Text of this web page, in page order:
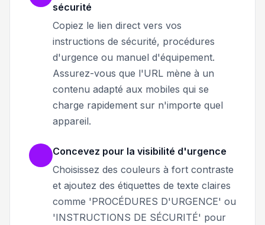
sécurité
Copiez le lien direct vers vos
instructions de sécurité, procédures
d'urgence ou manuel d'équipement.
Assurez-vous que l'URL mène à un
contenu adapté aux mobiles qui se
charge rapidement sur n'importe quel
appareil.
Concevez pour la visibilité d'urgence
Choisissez des couleurs à fort contraste
et ajoutez des étiquettes de texte claires
comme 'PROCÉDURES D'URGENCE' ou
'INSTRUCTIONS DE SÉCURITÉ' pour